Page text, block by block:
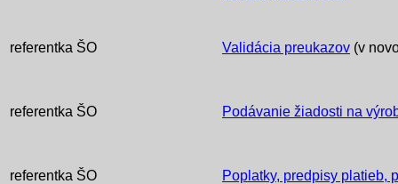
referentka ŠO Validácia preukazov (v
referentka ŠO Podávanie žiadosti na
referentka ŠO Poplatky, predpisy platieb,